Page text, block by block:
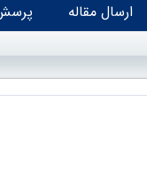
ارسال مقاله